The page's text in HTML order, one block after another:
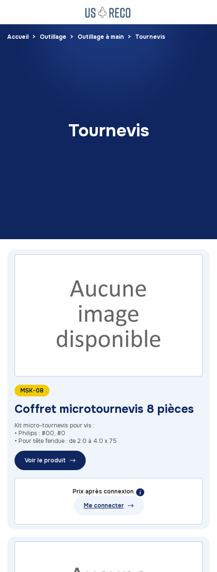
Accueil Outillage Outillage à main Tournevis
Tournevis
MSK-08
Coffret microtournevis 8 pièces
Kit micro-tournevis pour vis :
• Philips : #00, #0
• Pour tête fendue : de 2.0 à 4.0 x 75
Voir le produit
Prix après connexion
Me connecter